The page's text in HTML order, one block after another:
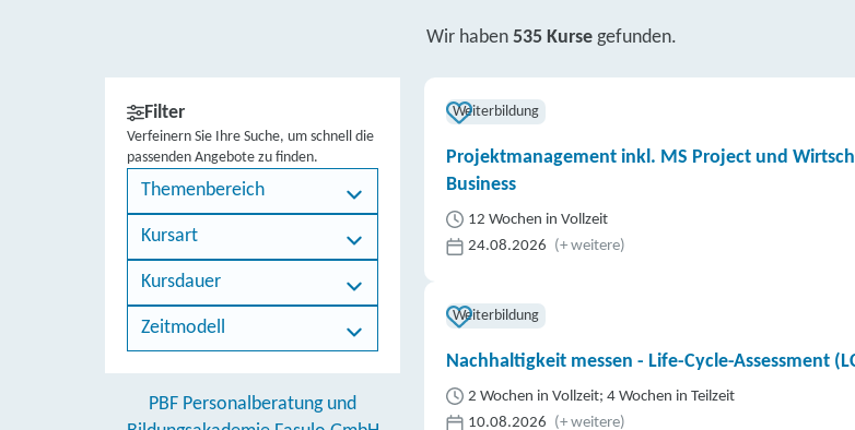
Wir haben 535 Kurse gefunden.
Filter
Verfeinern Sie Ihre Suche, um schnell die
passenden Angebote zu finden.
Themenbereich
Kursart
Kursdauer
Zeitmodell
PBF Personalberatung und
Weiterbildung
Projektmanagement inkl. MS Project und
Business
12 Wochen in Vollzeit
24.08.2026 (+ weitere)
Weiterbildung
Nachhaltigkeit messen - Life-Cycle-Assessment
2 Wochen in Vollzeit; 4 Wochen in Teilzeit
10.08.2026 (+ weitere)